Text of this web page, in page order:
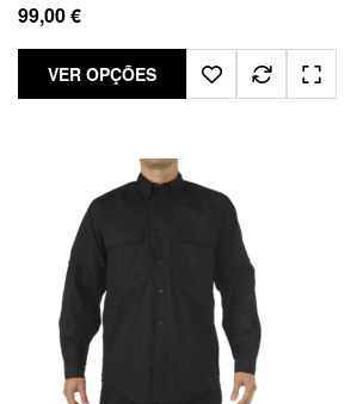
99,00€
VER OPÇÕES